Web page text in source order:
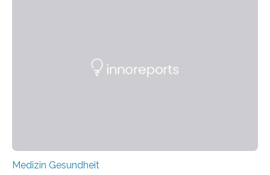
Medizin Gesundheit